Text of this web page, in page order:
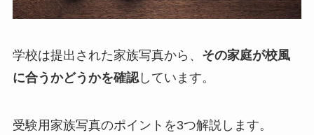
学校は提出された家族写真から、 その家庭が校風
に合うかどうかを確認しています。
受験用家族写真のポイントを3つ解説します。